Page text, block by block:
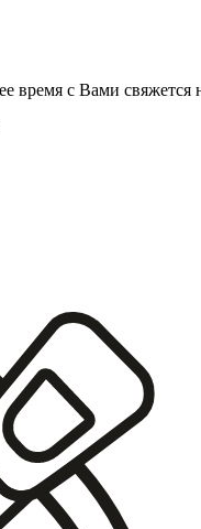
время с Вами свяжется